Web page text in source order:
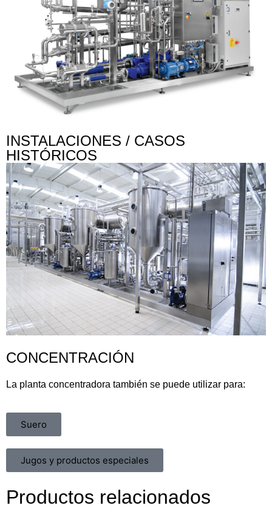
INSTALACIONES / CASOS
HISTÓRICOS
CONCENTRACIÓN
La planta concentradora también se puede utilizar para:
Suero
Jugos y productos especiales
Productos relacionados